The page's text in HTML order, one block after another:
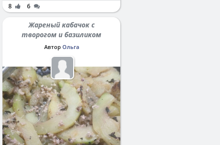
8 6
Жареный кабачок с
творогом и базиликом
Автор Ольга